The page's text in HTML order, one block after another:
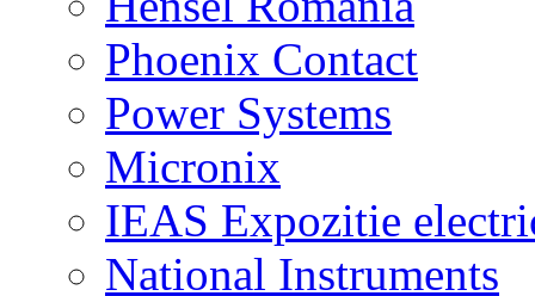
Phoenix Contact
Power Systems
Micronix
IEAS Expozitie
National Instruments